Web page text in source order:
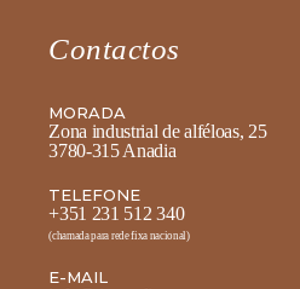
Contactos
MORADA
Zona industrial de alféloas, 25
3780-315 Anadia
TELEFONE
+351 231 512 340
(chamada para rede fixa nacional)
E-MAIL